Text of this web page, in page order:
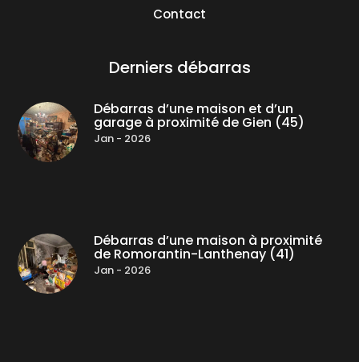
Contact
Derniers débarras
Débarras d’une maison et d’un
garage à proximité de Gien (45)
Jan - 2026
Débarras d’une maison à proximité
de Romorantin-Lanthenay (41)
Jan - 2026